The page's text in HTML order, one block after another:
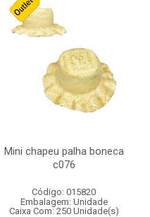
Mini chapeu palha boneca
c076
Código: 015820
Embalagem: Unidade
Caixa Com: 250 Unidade(s)